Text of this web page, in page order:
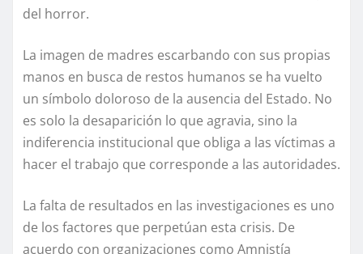
del horror.
La imagen de madres escarbando con sus propias
manos en busca de restos humanos se ha vuelto
un símbolo doloroso de la ausencia del Estado. No
es solo la desaparición lo que agravia, sino la
indiferencia institucional que obliga a las víctimas a
hacer el trabajo que corresponde a las autoridades.
La falta de resultados en las investigaciones es uno
de los factores que perpetúan esta crisis. De
acuerdo con organizaciones como Amnistía